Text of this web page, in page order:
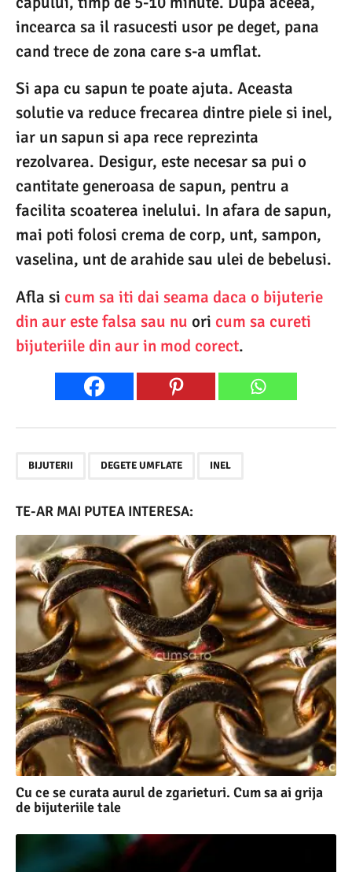
incearca sa il rasucesti usor pe deget, pana
cand trece de zona care s-a umflat.
Si apa cu sapun te poate ajuta. Aceasta
solutie va reduce frecarea dintre piele si inel,
iar un sapun si apa rece reprezinta
rezolvarea. Desigur, este necesar sa pui o
cantitate generoasa de sapun, pentru a
facilita scoaterea inelului. In afara de sapun,
mai poti folosi crema de corp, unt, sampon,
vaselina, unt de arahide sau ulei de bebelusi.
Afla si cum sa iti dai seama daca o bijuterie
din aur este falsa sau nu ori cum sa cureti
bijuteriile din aur in mod corect.
BIJUTERII DEGETE UMFLATE INEL
TE-AR MAI PUTEA INTERESA:
Cu ce se curata aurul de zgarieturi. Cum sa ai grija
de bijuteriile tale